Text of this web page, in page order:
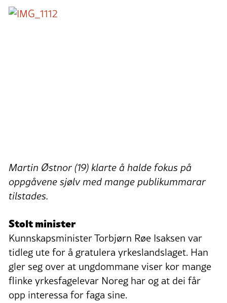
Martin Østnor (19) klarte å halde fokus på
oppgåvene sjølv med mange publikummarar
tilstades.
Stolt minister
Kunnskapsminister Torbjørn Røe Isaksen var
tidleg ute for å gratulera yrkeslandslaget. Han
gler seg over at ungdommane viser kor mange
flinke yrkesfagelevar Noreg har og at dei får
opp interessa for faga sine.